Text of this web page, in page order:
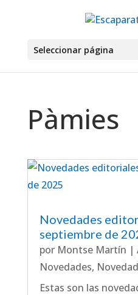
Seleccionar página
Pàmies
Novedades
septiembre de
por Montse Martín |
Novedades,
Estas son las